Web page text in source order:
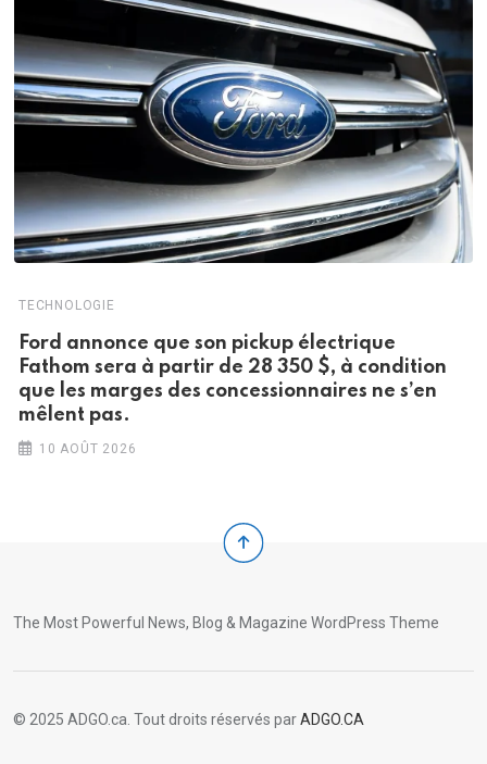
TECHNOLOGIE
Ford annonce que son pickup électrique
Fathom sera à partir de 28 350 $, à condition
que les marges des concessionnaires ne s’en
mêlent pas.
10 AOÛT 2026
The Most Powerful News, Blog & Magazine WordPress Theme
© 2025 ADGO.ca. Tout droits réservés parADGO.CA